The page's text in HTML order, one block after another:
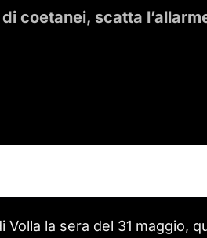
coetanei, scatta
la sera del 31 maggio,